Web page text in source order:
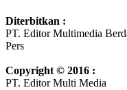
Diterbitkan :
PT. Editor Multimedia
Pers
Copyright © 2016 :
PT. Editor Multi Media